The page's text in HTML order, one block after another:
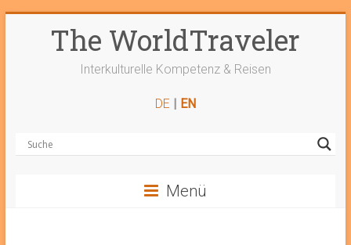
The WorldTraveler
Interkulturelle Kompetenz & Reisen
DE | EN
Menü